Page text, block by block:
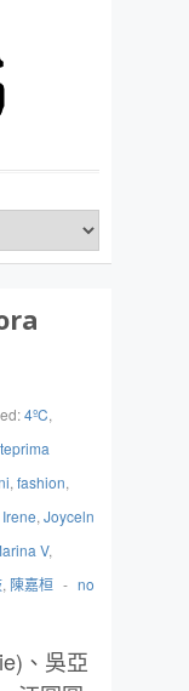
4ºC,
, fashion,
Irene, Joyceln
V,
, 陳嘉桓 - no
、吳亞